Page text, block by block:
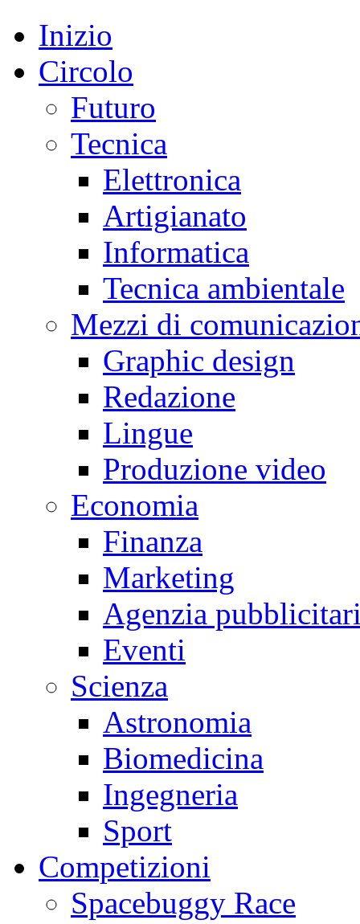
Inizio
Circolo
Futuro
Tecnica
Elettronica
Artigianato
Informatica
Tecnica ambientale
Mezzi di
Graphic design
Redazione
Lingue
Produzione video
Economia
Finanza
Marketing
Agenzia
Eventi
Scienza
Astronomia
Biomedicina
Ingegneria
Sport
Competizioni
Spacebuggy Race